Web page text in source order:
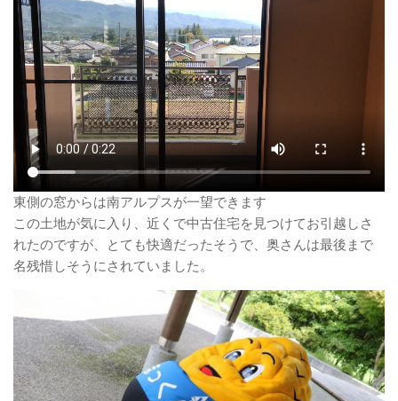
東側の窓からは南アルプスが一望できます
この土地が気に入り、近くで中古住宅を見つけてお引越しさ
れたのですが、とても快適だったそうで、奥さんは最後まで
名残惜しそうにされていました。